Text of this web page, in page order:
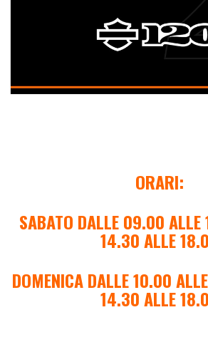
ORARI:
SABATO DALLE 09.00 ALLE
14.30 ALLE
DOMENICA DALLE 10.00
14.30 ALLE